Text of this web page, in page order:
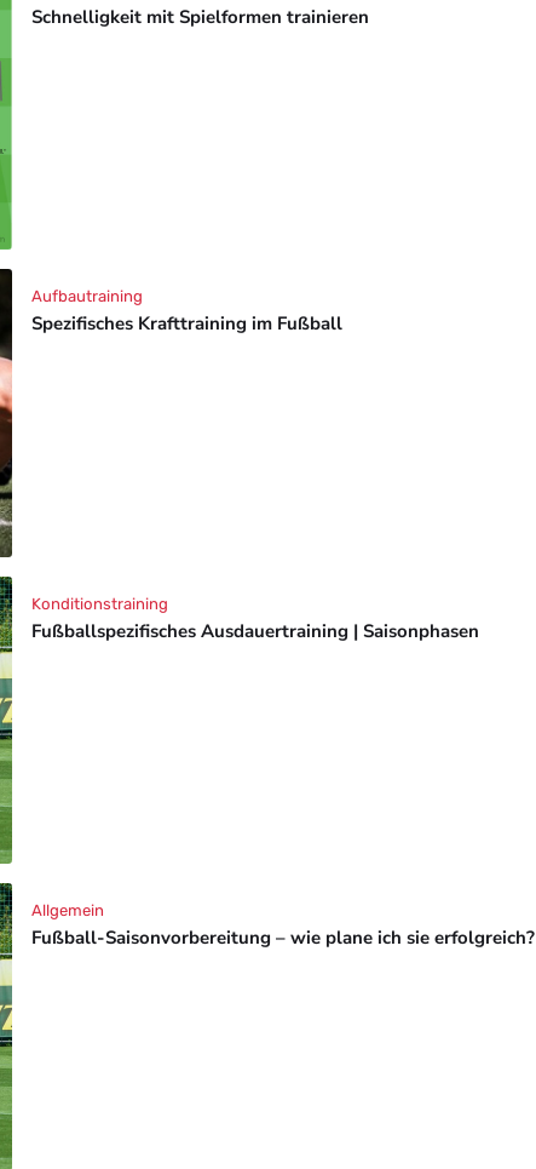
Schnelligkeit mit Spielformen trainieren
Spezifisches Krafttraining im Fußball
Aufbautraining
Fußballspezifisches Ausdauertraining | Saisonphasen
Konditionstraining
Fußball-Saisonvorbereitung – wie plane ich sie erfolgreich?
Allgemein